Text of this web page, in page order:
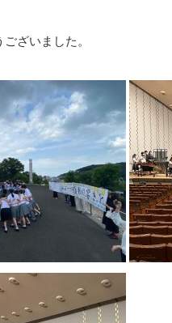
ざいました。